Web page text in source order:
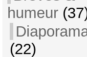
humeur
(22)